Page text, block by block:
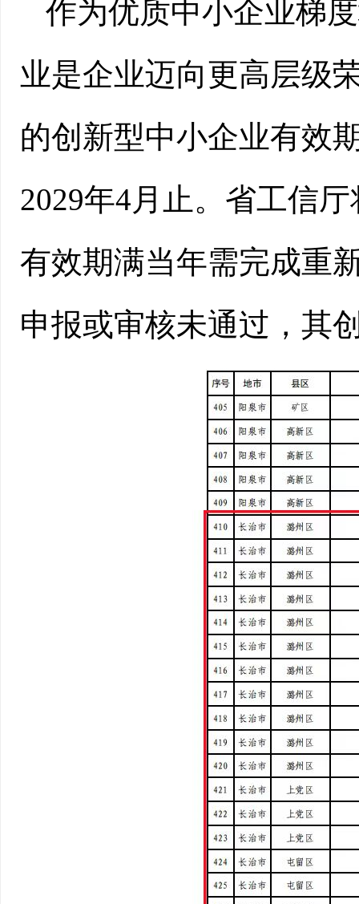
作为优质中小企业梯
业是企业迈向更高层级
的创新型中小企业有效
2029年4月止。省工信
有效期满当年需完成重
申报或审核未通过，其